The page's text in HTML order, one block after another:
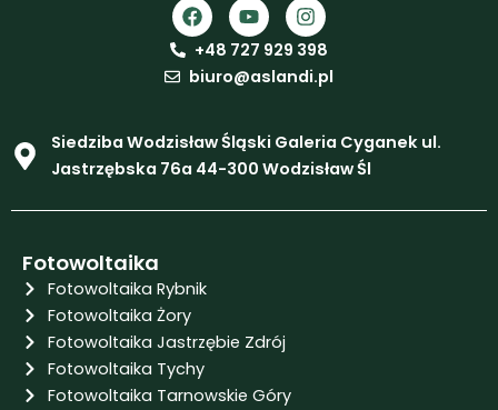
a
c
e
b
k
o
u
t
u
n
s
t
a
a
m
+48 727 929 398
biuro@aslandi.pl
Siedziba Wodzisław Śląski Galeria Cyganek ul.
Jastrzębska 76a 44-300 Wodzisław Śl
Fotowoltaika
Fotowoltaika Rybnik
Fotowoltaika Żory
Fotowoltaika Jastrzębie Zdrój
Fotowoltaika Tychy
Fotowoltaika Tarnowskie Góry